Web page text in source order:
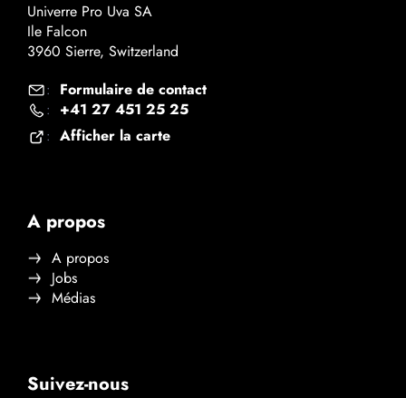
Univerre Pro Uva SA
Ile Falcon
3960 Sierre, Switzerland
: Formulaire de contact
: +41 27 451 25 25
: Afficher la carte
A propos
A propos
Jobs
Médias
Suivez-nous